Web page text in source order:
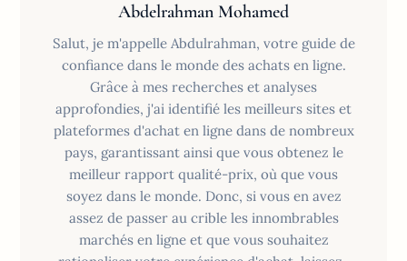
Abdelrahman Mohamed
Salut, je m'appelle Abdulrahman, votre guide de
confiance dans le monde des achats en ligne.
Grâce à mes recherches et analyses
approfondies, j'ai identifié les meilleurs sites et
plateformes d'achat en ligne dans de nombreux
pays, garantissant ainsi que vous obtenez le
meilleur rapport qualité-prix, où que vous
soyez dans le monde. Donc, si vous en avez
assez de passer au crible les innombrables
marchés en ligne et que vous souhaitez